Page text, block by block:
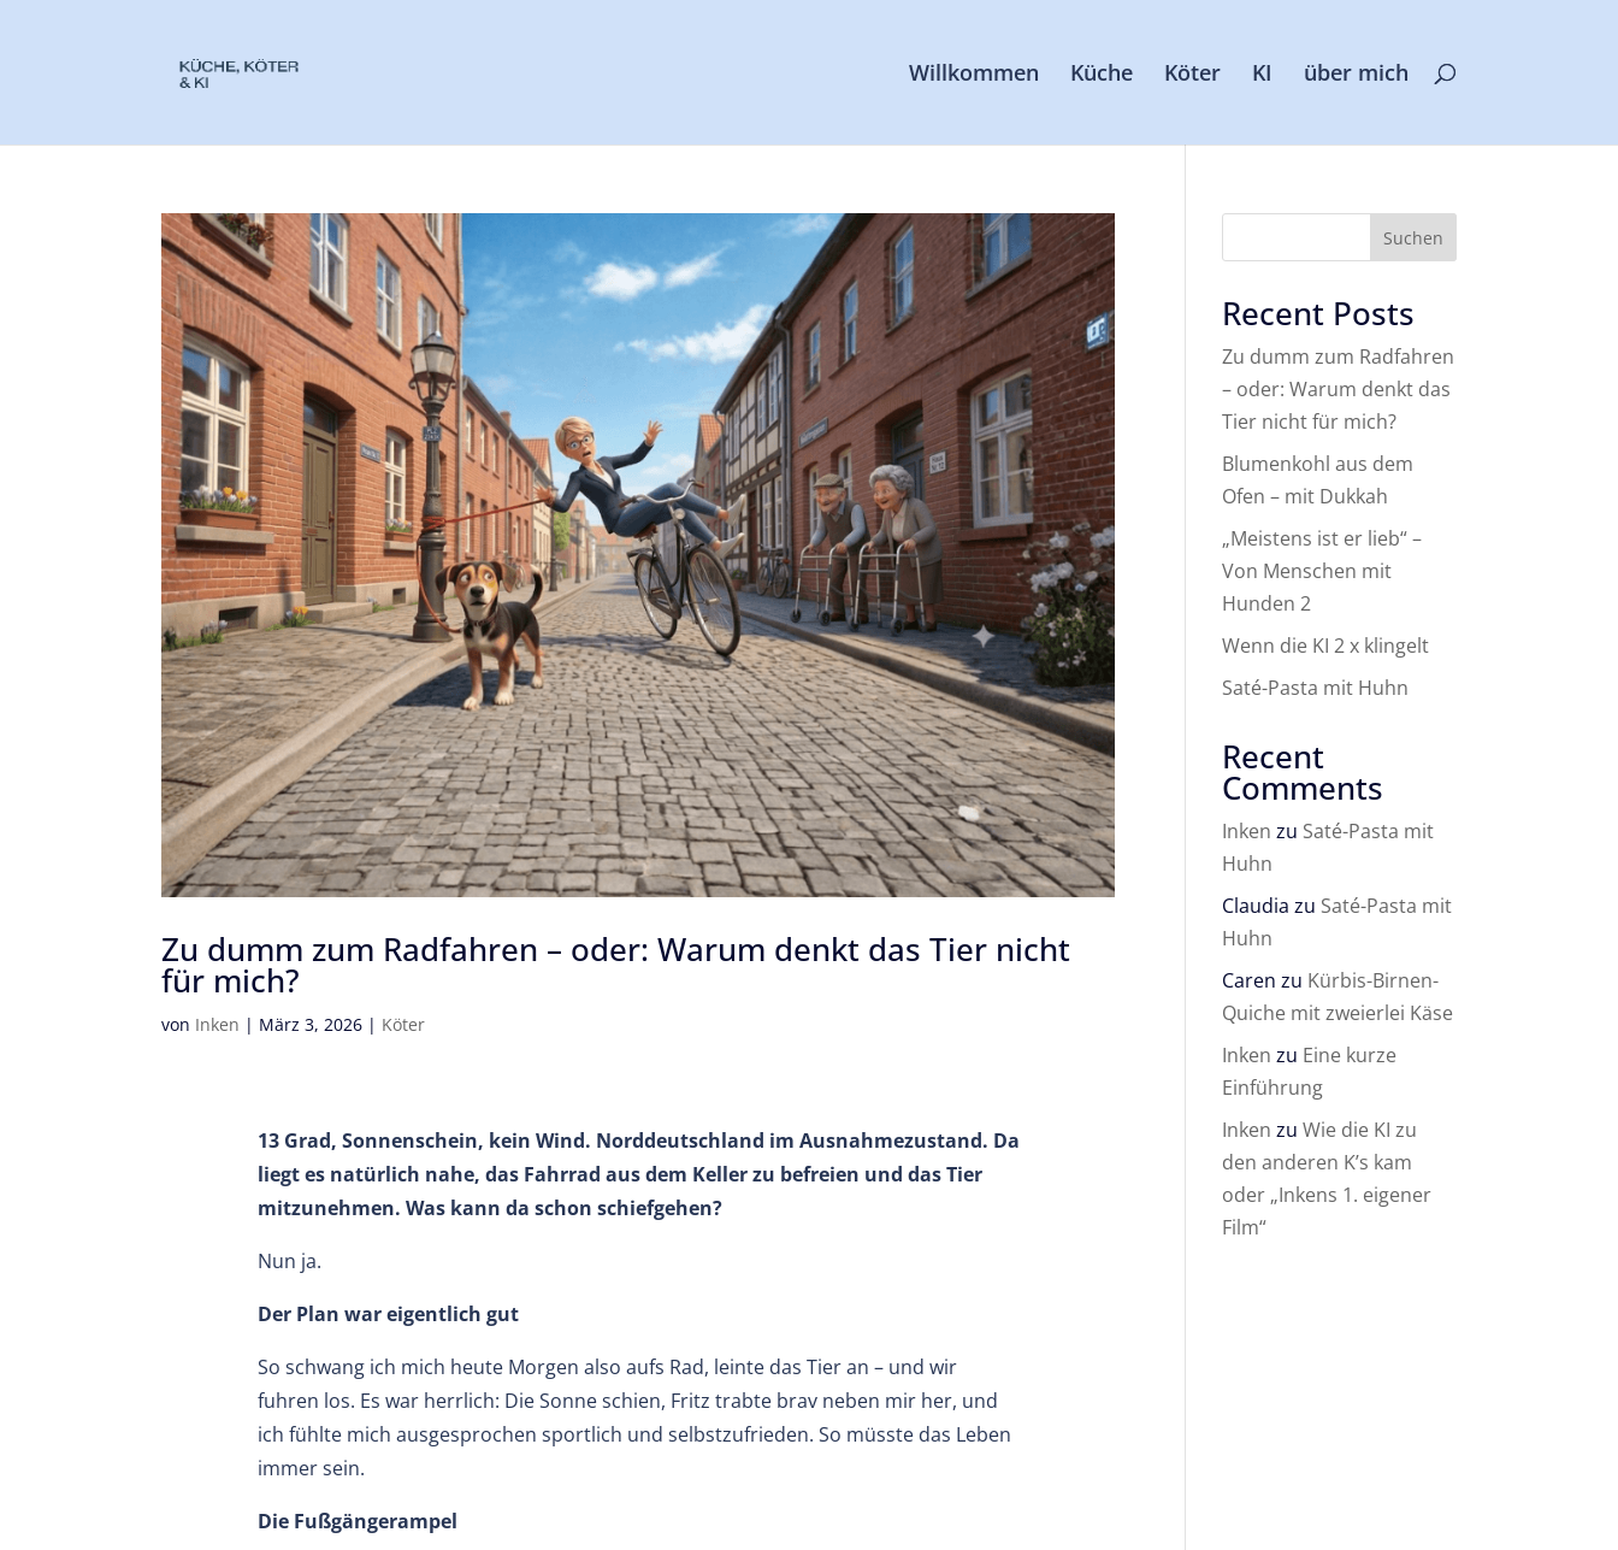
Willkommen Küche Köter KI über mich
Zu dumm zum Radfahren – oder: Warum denkt das Tier nicht
für mich?
von Inken | März 3, 2026 | Köter
13 Grad, Sonnenschein, kein Wind. Norddeutschland im Ausnahmezustand. Da
liegt es natürlich nahe, das Fahrrad aus dem Keller zu befreien und das Tier
mitzunehmen. Was kann da schon schiefgehen?
Nun ja.
Der Plan war eigentlich gut
So schwang ich mich heute Morgen also aufs Rad, leinte das Tier an – und wir
fuhren los. Es war herrlich: Die Sonne schien, Fritz trabte brav neben mir her, und
ich fühlte mich ausgesprochen sportlich und selbstzufrieden. So müsste das Leben
immer sein.
Die Fußgängerampel
Suchen
Recent Posts
Zu dumm zum Radfahren
– oder: Warum denkt das
Tier nicht für mich?
Blumenkohl aus dem
Ofen – mit Dukkah
„Meistens ist er lieb“ –
Von Menschen mit
Hunden 2
Wenn die KI 2 x klingelt
Saté-Pasta mit Huhn
Recent
Comments
Inken zu Saté-Pasta mit
Huhn
Claudia zu Saté-Pasta mit
Huhn
Caren zu Kürbis-Birnen-
Quiche mit zweierlei Käse
Inken zu Eine kurze
Einführung
Inken zuWie die KI zu
den anderen K’s kam
oder „Inkens 1. eigener
Film“